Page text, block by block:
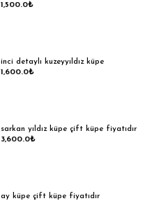
1,500.0₺
inci detaylı kuzeyyıldız küpe
1,600.0₺
sarkan yıldız küpe çift küpe fiyatıdır
3,600.0₺
ay küpe çift küpe fiyatıdır